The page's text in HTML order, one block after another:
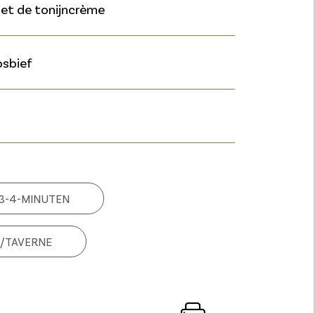
de tonijncrème
4-MINUTEN
TAVERNE